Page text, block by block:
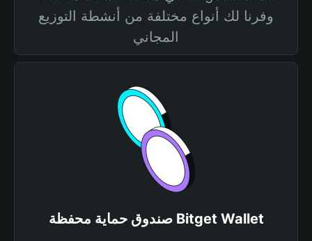
وفرنا لك أنواع مختلفة من أنشطة التوزيع
المجاني
صندوق حماية محفظة Bitget Wallet